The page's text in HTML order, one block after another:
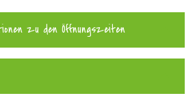
zu den Öffnungszeiten